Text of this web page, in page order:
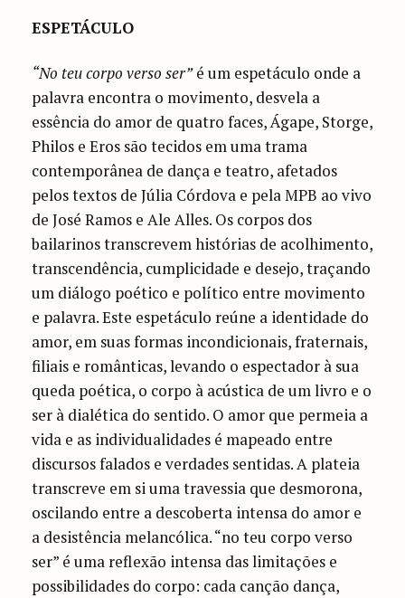
ESPETÁCULO
“No teu corpo verso ser”é um espetáculo onde a
palavra encontra o movimento, desvela a
essência do amor de quatro faces, Ágape, Storge,
Philos e Eros são tecidos em uma trama
contemporânea de dança e teatro, afetados
pelos textos de Júlia Córdova e pela MPB ao vivo
de José Ramos e Ale Alles. Os corpos dos
bailarinos transcrevem histórias de acolhimento,
transcendência, cumplicidade e desejo, traçando
um diálogo poético e político entre movimento
e palavra. Este espetáculo reúne a identidade do
amor, em suas formas incondicionais, fraternais,
filiais e românticas, levando o espectador à sua
queda poética, o corpo à acústica de um livro e o
ser à dialética do sentido. O amor que permeia a
vida e as individualidades é mapeado entre
discursos falados e verdades sentidas. A plateia
transcreve em si uma travessia que desmorona,
oscilando entre a descoberta intensa do amor e
a desistência melancólica. “no teu corpo verso
ser” é uma reflexão intensa das limitações e
possibilidades do corpo: cada canção dança,